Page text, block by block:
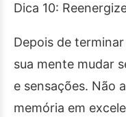
Dica 10:
Depois de
sua mente mudar
e sensações. Não
memória em